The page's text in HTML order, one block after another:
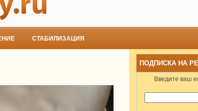
СТАБИЛИЗАЦИЯ
ПОДПИСКА НА
Введите ваш